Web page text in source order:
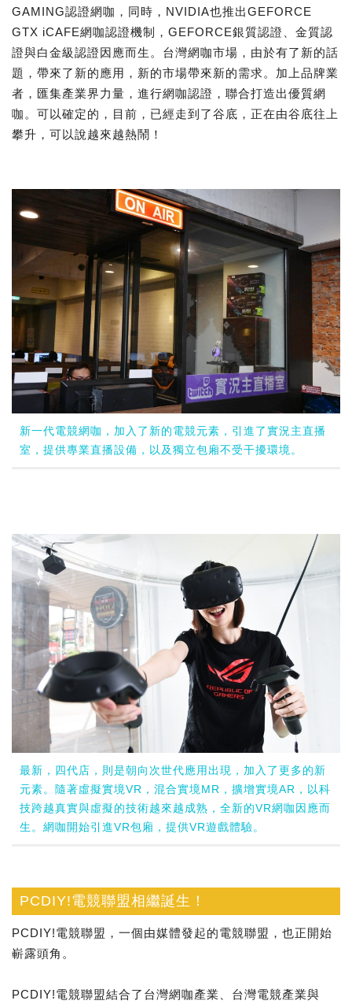
GAMING認證網咖，同時，NVIDIA也推出GEFORCE
GTX iCAFE網咖認證機制，GEFORCE銀質認證、金質認
證與白金級認證因應而生。台灣網咖市場，由於有了新的話
題，帶來了新的應用，新的市場帶來新的需求。加上品牌業
者，匯集產業界力量，進行網咖認證，聯合打造出優質網
咖。可以確定的，目前，已經走到了谷底，正在由谷底往上
攀升，可以說越來越熱鬧！
新一代電競網咖，加入了新的電競元素，引進了實況主直播
室，提供專業直播設備，以及獨立包廂不受干擾環境。
最新，四代店，則是朝向次世代應用出現，加入了更多的新
元素。隨著虛擬實境VR，混合實境MR，擴增實境AR，以科
技跨越真實與虛擬的技術越來越成熟，全新的VR網咖因應而
生。網咖開始引進VR包廂，提供VR遊戲體驗。
PCDIY!電競聯盟相繼誕生！
PCDIY!電競聯盟，一個由媒體發起的電競聯盟，也正開始
嶄露頭角。
PCDIY!電競聯盟結合了台灣網咖產業、台灣電競產業與